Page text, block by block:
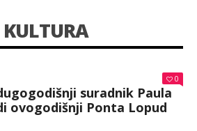
KULTURA
0
suradnik Paula
ovogodišnji Ponta Lopud